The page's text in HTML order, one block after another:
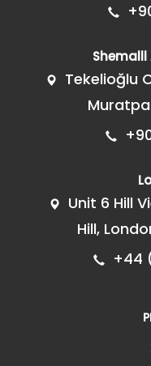
Shemalll
Tekelioğlu
Unit 6 Hill
Hill,
+44